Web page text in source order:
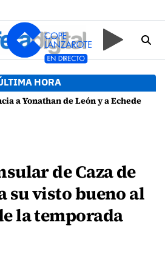
HORA
y a Echedey Eugenio por presuntas anomalías en contratos festivos
de Caza de
su visto bueno al
la temporada